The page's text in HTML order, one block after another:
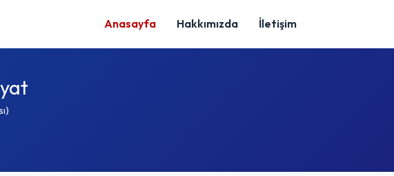
Anasayfa Hakkımızda İletişim